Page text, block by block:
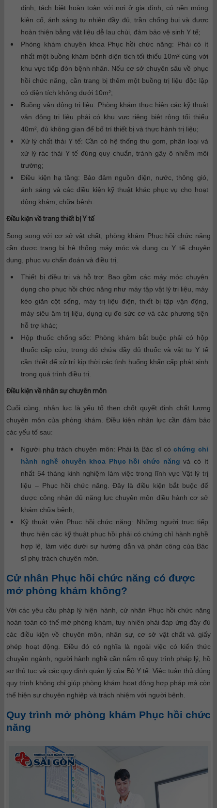
định, tách biệt hoàn toàn với nơi ở gia đình, có nền móng
kiên cố, ánh sáng tự nhiên đầy đủ, trần chống bụi và được
hoàn thiện bằng vật liệu dễ lau chùi, đảm bảo vệ sinh Y tế;
Phòng khám chuyên khoa Phục hồi chức năng: Phải có ít
nhất một buồng khám bệnh diện tích tối thiểu 10m² cùng với
khu vực tiếp đón bệnh nhân. Nếu cơ sở chuyên sâu về phục
hồi chức năng, cần trang bị thêm một buồng trị liệu độc lập
có diện tích không dưới 10m²;
Buồng vận động trị liệu: Phòng khám thực hiện các kỹ thuật
vận động trị liệu phải có khu vực riêng biệt rộng tối thiểu
40m², đủ không gian để bố trí thiết bị và thực hành trị liệu;
Xử lý chất thải Y tế: Cần có hệ thống thu gom, phân loại và
xử lý rác thải Y tế đúng quy chuẩn, tránh gây ô nhiễm môi
trường;
Điều kiện hạ tầng: Bảo đảm nguồn điện, nước, thông gió,
ánh sáng và các điều kiện kỹ thuật khác phục vụ cho hoạt
động khám, chữa bệnh.
Điều kiện về trang thiết bị Y tế
Song song với cơ sở vật chất, phòng khám Phục hồi chức năng
cần được trang bị hệ thống máy móc và dụng cụ Y tế chuyên
dụng, phục vụ chẩn đoán và điều trị.
Thiết bị điều trị và hỗ trợ: Bao gồm các máy móc chuyên
dụng cho phục hồi chức năng như máy tập vật lý trị liệu, máy
kéo giãn cột sống, máy trị liệu điện, thiết bị tập vận động,
máy siêu âm trị liệu, dụng cụ đo sức cơ và các phương tiện
hỗ trợ khác;
Hộp thuốc chống sốc: Phòng khám bắt buộc phải có hộp
thuốc cấp cứu, trong đó chứa đầy đủ thuốc và vật tư Y tế
cần thiết để xử trí kịp thời các tình huống khẩn cấp phát sinh
trong quá trình điều trị.
Điều kiện về nhân sự chuyên môn
Cuối cùng, nhân lực là yếu tố then chốt quyết định chất lượng
chuyên môn của phòng khám. Điều kiện nhân lực cần đảm bảo
các yếu tố sau:
Người phụ trách chuyên môn: Phải là Bác sĩ cóchứng chỉ
hành nghề chuyên khoa Phục hồi chức năng và có ít
nhất 54 tháng kinh nghiệm làm việc trong lĩnh vực Vật lý trị
liệu – Phục hồi chức năng. Đây là điều kiện bắt buộc để
được công nhận đủ năng lực chuyên môn điều hành cơ sở
khám chữa bệnh;
Kỹ thuật viên Phục hồi chức năng: Những người trực tiếp
thực hiện các kỹ thuật phục hồi phải có chứng chỉ hành nghề
hợp lệ, làm việc dưới sự hướng dẫn và phân công của Bác
sĩ phụ trách chuyên môn.
Cử nhân Phục hồi chức năng có được
mở phòng khám không?
Với các yêu cầu pháp lý hiện hành, cử nhân Phục hồi chức năng
hoàn toàn có thể mở phòng khám, tuy nhiên phải đáp ứng đầy đủ
các điều kiện về chuyên môn, nhân sự, cơ sở vật chất và giấy
phép hoạt động. Điều đó có nghĩa là ngoài việc có kiến thức
chuyên ngành, người hành nghề cần nắm rõ quy trình pháp lý, hồ
sơ thủ tục và các quy định quản lý của Bộ Y tế.Việc tuân thủ đúng
quy trình không chỉ giúp phòng khám hoạt động hợp pháp mà còn
thể hiện sự chuyên nghiệp và trách nhiệm với người bệnh.
Quy trình mở phòng khám Phục hồi chức
năng